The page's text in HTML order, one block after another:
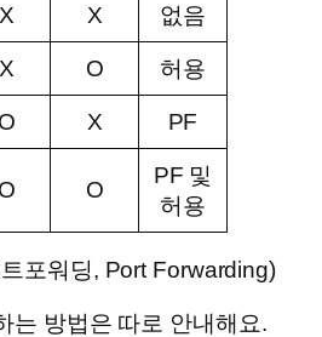
X X 없음
X O 허용
O X PF
O O
PF 및
허용
포워딩, Port Forwarding)
는 방법은 따로 안내해요.